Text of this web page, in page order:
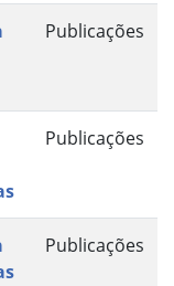
Publicações
Publicações
Publicações